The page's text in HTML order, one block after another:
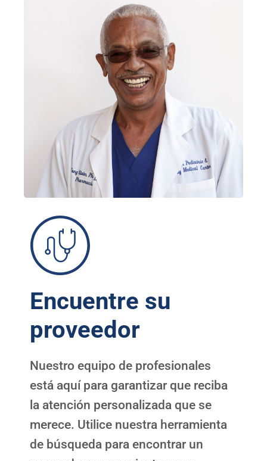
Encuentre su
proveedor
Nuestro equipo de profesionales
está aquí para garantizar que reciba
la atención personalizada que se
merece. Utilice nuestra herramienta
de búsqueda para encontrar un